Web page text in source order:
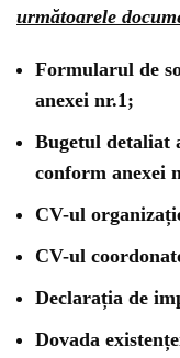
următoarele
Formularul de
anexei nr.1;
Bugetul detaliat
conform anexei
CV-ul
CV-ul
Declarația de
Dovada